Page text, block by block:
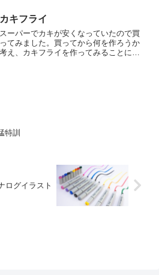
の3周もできなかったんで...
カキフライ
スーパーでカキが安くなっていたので買
ってみました。買ってから何を作ろうか
考え、カキフライを作ってみることに。
特訓
ログイラスト